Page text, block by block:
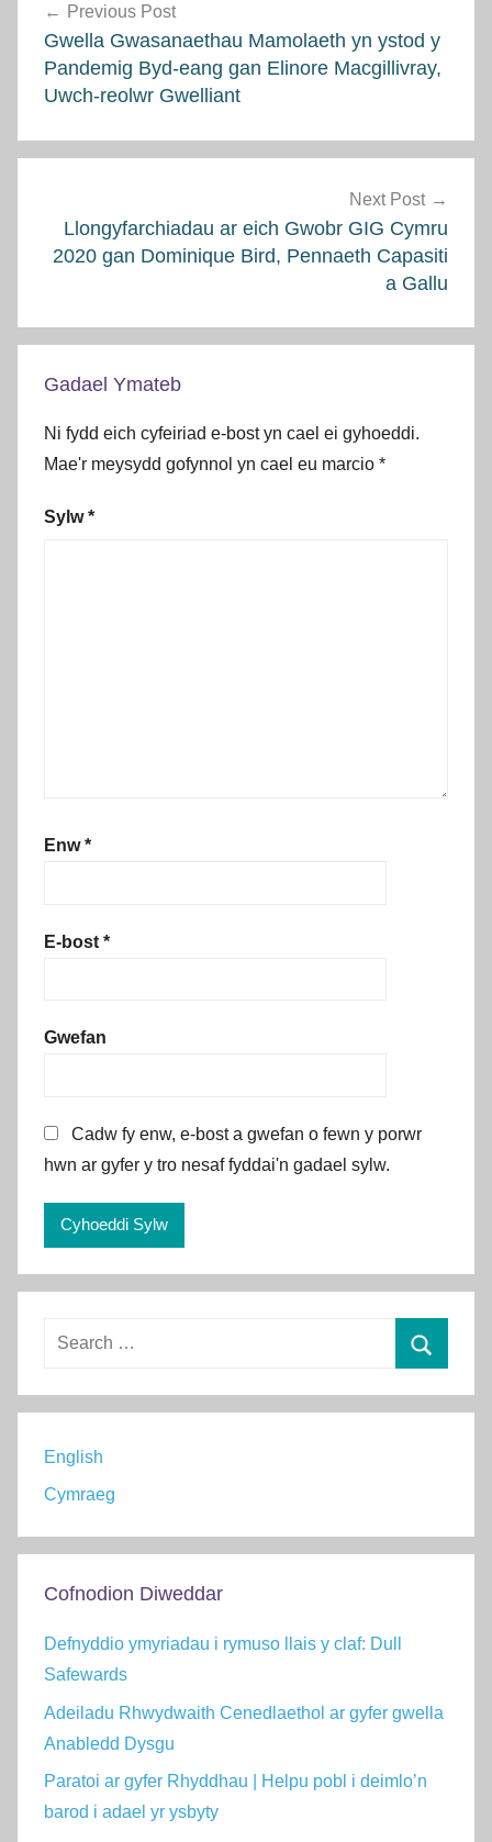
cofnod
Previous Post
Gwella Gwasanaethau Mamolaeth yn ystod y
Pandemig Byd-eang gan Elinore Macgillivray,
Uwch-reolwr Gwelliant
Next Post
Llongyfarchiadau ar eich Gwobr GIG Cymru
2020 gan Dominique Bird, Pennaeth Capasiti
a Gallu
Gadael Ymateb
Ni fydd eich cyfeiriad e-bost yn cael ei gyhoeddi.
Mae'r meysydd gofynnol yn cael eu marcio *
Sylw*
Enw*
E-bost *
Gwefan
Cadw fy enw, e-bost a gwefan o fewn y porwr
hwn ar gyfer y tro nesaf fyddai'n gadael sylw.
Search
English
Cymraeg
Cofnodion Diweddar
Defnyddio ymyriadau i rymuso llais y claf: Dull
Safewards
Adeiladu Rhwydwaith Cenedlaethol ar gyfer gwella
Anabledd Dysgu
Paratoi ar gyfer Rhyddhau | Helpu pobl i deimlo’n
barod i adael yr ysbyty